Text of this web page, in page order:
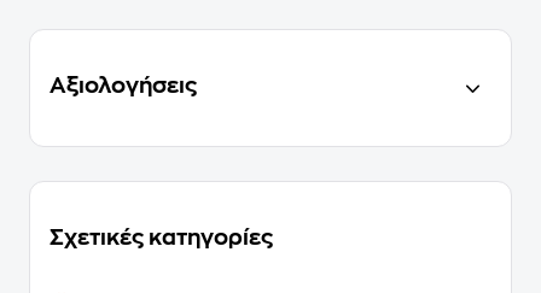
Αξιολογήσεις
Σχετικές κατηγορίες